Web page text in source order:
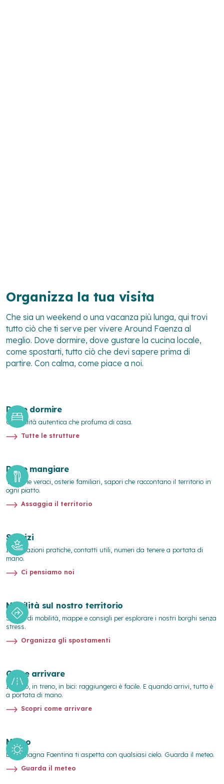
Organizza la tua visita
Che sia un weekend o una vacanza più lunga, qui trovi
tutto ciò che ti serve per vivere Around Faenza al
meglio. Dove dormire, dove gustare la cucina locale,
come spostarti, tutto ciò che devi sapere prima di
partire. Con calma, come piace a noi.
Dove dormire
Ospitalità autentica che profuma di casa.
Tutte le strutture
Dove mangiare
Trattorie veraci, osterie familiari, sapori che raccontano il territorio in
ogni piatto.
Assaggia il territorio
Servizi
Informazioni pratiche, contatti utili, numeri da tenere a portata di
mano.
Ci pensiamo noi
Mobilità sul nostro territorio
Servizi di mobilità, mappe e consigli per esplorare i nostri borghi senza
stress.
Organizza gli spostamenti
Come arrivare
In auto, in treno, in bici: raggiungerci è facile. E quando arrivi, tutto è
a portata di mano.
Scopri come arrivare
Meteo
La Romagna Faentina ti aspetta con qualsiasi cielo. Guarda il meteo.
Guarda il meteo